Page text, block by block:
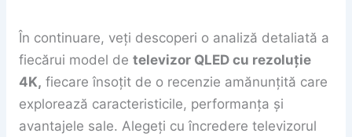
În continuare, veți descoperi o analiză detaliată a
fiecărui model de televizor QLED cu rezoluție
4K, fiecare însoțit de o recenzie amănunțită care
explorează caracteristicile, performanța și
avantajele sale. Alegeți cu încredere televizorul